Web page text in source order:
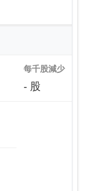
每千股減少
- 股